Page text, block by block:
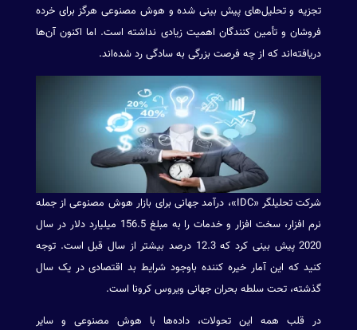
تجزیه و تحلیل‌های پیش بینی شده و هوش مصنوعی هرگز برای خرده
فروشان و تأمین کنندگان اهمیت زیادی نداشته است. اما اکنون آن‌ها
دریافته‌اند که از چه فرصت بزرگی به سادگی رد شده‌اند.
شرکت تحلیلگر «IDC»، درآمد جهانی برای بازار هوش مصنوعی از جمله
نرم افزار، سخت افزار و خدمات را به مبلغ 156.5 میلیارد دلار در سال
2020 پیش بینی کرد که 12.3 درصد بیشتر از سال قبل است. توجه
کنید که این آمار خیره کننده باوجود شرایط بد اقتصادی در یک سال
گذشته، تحت سلطه بحران جهانی ویروس کرونا است.
در قلب همه این تحولات، داده‌ها با هوش مصنوعی و سایر